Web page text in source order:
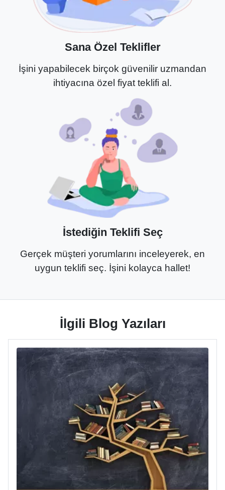
Sana Özel Teklifler
İşini yapabilecek birçok güvenilir uzmandan
ihtiyacına özel fiyat teklifi al.
İstediğin Teklifi Seç
Gerçek müşteri yorumlarını inceleyerek, en
uygun teklifi seç. İşini kolayca hallet!
İlgili Blog Yazıları